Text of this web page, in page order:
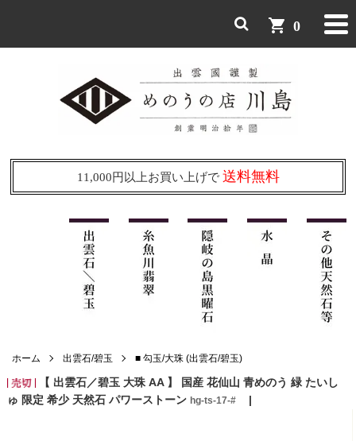
shopping_cart 0
11,000円以上お買い上げで 送料無料
ホーム 出雲石/碧玉 ■ 勾玉/大珠 (出雲石/碧玉)
【 出雲石／碧玉 大珠 AA 】 国産 花仙山 青めのう 緑 たいし
ゅ 限定 希少 天然石 パワーストーン hg-ts-17-#